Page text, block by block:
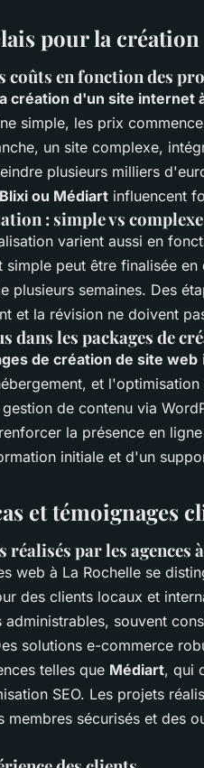
pour la
coûts en fonction des
création d'un site internet
simple, les prix
un site complexe,
plusieurs milliers
Blixi ou Médiart influencent
: simple vs complexe
varient aussi en
simple peut être finalisée
plusieurs semaines. Des
et la révision ne doivent
dans les packages de
de création de site web
et
de contenu via
la présence en
initiale et d'un
et témoignages
réalisés par les agences
web à La Rochelle se
des clients locaux et
administrables, souvent
solutions e-commerce
telles que Médiart, qui
SEO. Les projets
membres sécurisés et des